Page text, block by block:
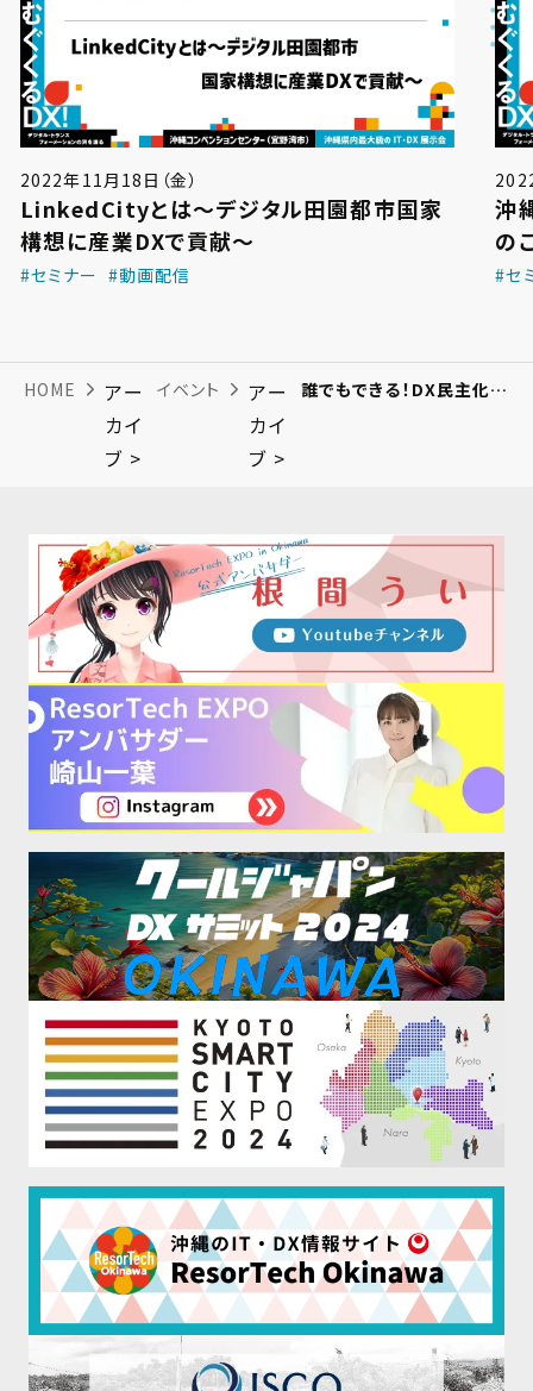
2022年11月18日（金）
LinkedCityとは〜デジタル田園都市国家
構想に産業DXで貢献〜
#セミナー #動画配信
沖
の
#セ
HOME
アー
カイ
ブ >
イベント
アー
カイ
ブ >
誰でもできる！DX民主化を実現するAPI活用とローコード開発